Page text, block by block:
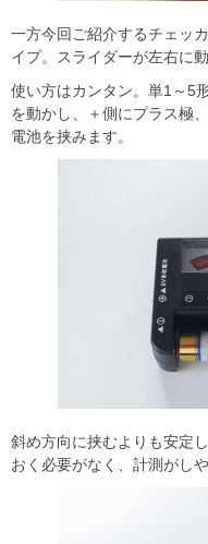
一方今回ご紹介するチェッ
イプ。スライダーが左右に
使い方はカンタン。単1～5
を動かし、＋側にプラス極
電池を挟みます。
斜め方向に挟むよりも安定
おく必要がなく、計測がし